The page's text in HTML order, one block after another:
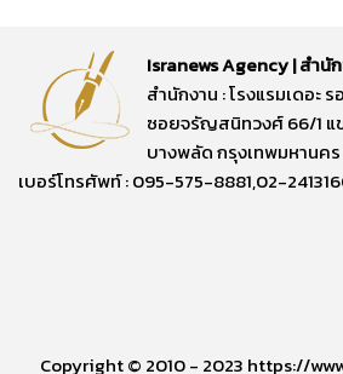
Isranews Agency | สำนั
สำนักงาน : โรงแรมเดอะ
ซอยจรัญสนิทวงศ์ 66/1 แ
บางพลัด กรุงเทพมหานค
เบอร์โทรศัพท์ : 095-575-8881,02-
Copyright © 2010 - 2023 https://